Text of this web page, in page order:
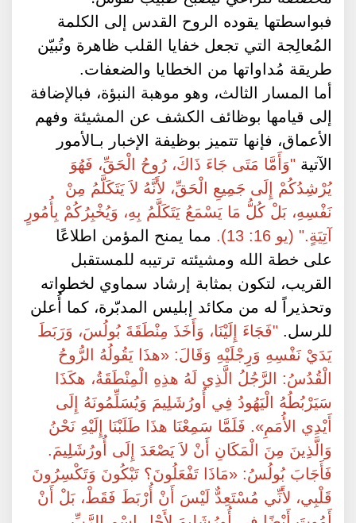
فبواسطتها يقوده الروح القدس إلى الكلمة
المُعالِجة التي تجعل خفايا القلب ظاهرة وتُبيّن
طريقة مُداواتها من الخطايا والضعفات.
أما المسار الثالث، وهو موهبة النبؤة، فبالإضافة
إلى قيامها بوظائف الكشف عن المشيئة وفهم
الأعماق، فإنها تتميز بوظيفة الإخبار بـالأمور
الآتية "وَأَمَّا مَتَى جَاءَ ذَاكَ، رُوحُ الْحَقِّ، فَهُوَ
يُرْشِدُكُمْ إِلَى جَمِيعِ الْحَقِّ، لأَنَّهُ لاَ يَتَكَلَّمُ مِنْ
نَفْسِهِ، بَلْ كُلُّ مَا يَسْمَعُ يَتَكَلَّمُ بِهِ، وَيُخْبِرُكُمْ بِأُمُورٍ
آتِيَةٍ." (يو 16: 13).
مما يمنح المؤمن اطلاعًا
على خطة الله ومشيئته ترتيبه للمستقبل
القريب، لتكون بمثابة إرشاد سماوي لخطواته
وتحذيراً له من مكائد إبليس المدبّرة، كما أُعلن
للرسل. "فَجَاءَ إِلَيْنَا، وَأَخَذَ مِنْطَقَةَ بُولُسَ، وَرَبَطَ
يَدَيْ نَفْسِهِ وَرِجْلَيْهِ وَقَالَ: «هذَا يَقُولُهُ الرُّوحُ
الْقُدُسُ: الرَّجُلُ الَّذِي لَهُ هذِهِ الْمِنْطَقَةُ، هكَذَا
سَيَرْبُطُهُ الْيَهُودُ فِي أُورُشَلِيمَ وَيُسَلِّمُونَهُ إِلَى
أَيْدِي الأُمَمِ». فَلَمَّا سَمِعْنَا هذَا طَلَبْنَا إِلَيْهِ نَحْنُ
وَالَّذِينَ مِنَ الْمَكَانِ أَنْ لاَ يَصْعَدَ إِلَى أُورُشَلِيمَ.
فَأَجَابَ بُولُسُ: «مَاذَا تَفْعَلُونَ؟ تَبْكُونَ وَتَكْسِرُونَ
قَلْبِي، لأَنِّي مُسْتَعِدٌّ لَيْسَ أَنْ أُرْبَطَ فَقَطْ، بَلْ أَنْ